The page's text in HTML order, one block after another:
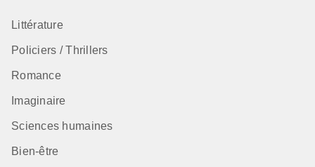
Littérature
Policiers / Thrillers
Romance
Imaginaire
Sciences humaines
Bien-être